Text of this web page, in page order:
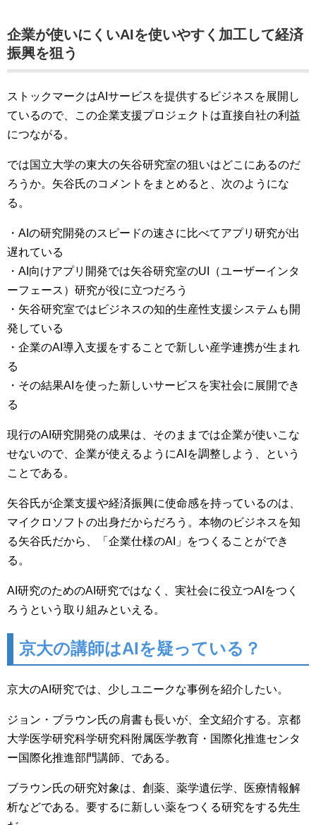
企業が使いにくいAIを使いやすく加工して経済
振興を狙う
ストックマークはAIサービスを提供するビジネスを展開し
ているので、この企業支援プロジェクトは直接自社の利益
につながる。
では国立大学の東大の矢谷研究室の狙いはどこにあるのだ
ろうか。矢谷氏のコメントをまとめると、次のようにな
る。
・AIの研究開発のスピードの速さに比べてアプリ研究が出
遅れている
・AI向けアプリ開発では矢谷研究室のUI（ユーザーインタ
ーフェース）研究が役に立つだろう
・矢谷研究室ではビジネスの知的生産性支援システムも開
発している
・企業のAI導入支援をすることで新しい産学連携が生まれ
る
・その結果AIを使った新しいサービスを実社会に展開でき
る
現行のAI研究開発の成果は、そのままでは企業が使いこな
せないので、企業が使えるようにAIを調整しよう、という
ことである。
矢谷氏が企業支援や経済振興に使命感を持っているのは、
マイクロソフトの出身だからだろう。本物のビジネスを知
る矢谷氏だから、「企業仕様のAI」をつくることができ
る。
AI研究のためのAI研究ではなく、実社会に役立つAIをつく
ろうという取り組みといえる。
京大の講師はAIを疑っている？
京大のAI研究では、少しユニークな事例を紹介したい。
ジョン・ブラウン氏の肩書も長いが、全文紹介する。 京都
大学医学研究科学研究科附属医学教育・国際化推進センタ
ー国際化推進部門講師、である。
ブラウン氏の研究対象は、創薬、薬学遺伝学、医療情報解
析などである。要するに新しい薬をつくる研究をする先生